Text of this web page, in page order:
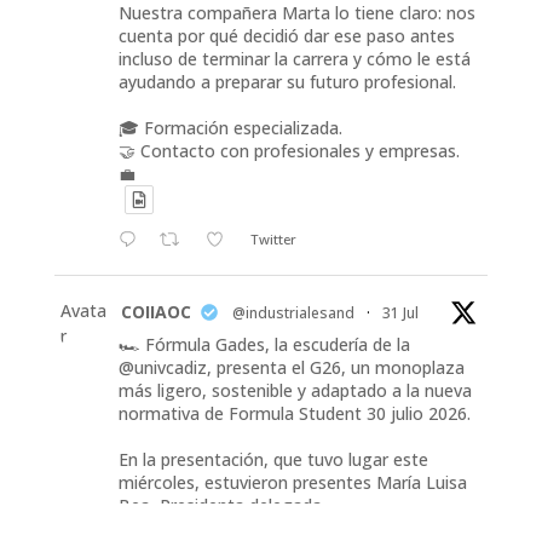
Nuestra compañera Marta lo tiene claro: nos
cuenta por qué decidió dar ese paso antes
incluso de terminar la carrera y cómo le está
ayudando a preparar su futuro profesional.
🎓 Formación especializada.
🤝 Contacto con profesionales y empresas.
💼
Twitter
Avata
r
COIIAOC @industrialesand · 31 Jul
🏎️ Fórmula Gades, la escudería de la
@univcadiz, presenta el G26, un monoplaza
más ligero, sostenible y adaptado a la nueva
normativa de Formula Student 30 julio 2026.
En la presentación, que tuvo lugar este
miércoles, estuvieron presentes María Luisa
Bea, Presidenta delegada